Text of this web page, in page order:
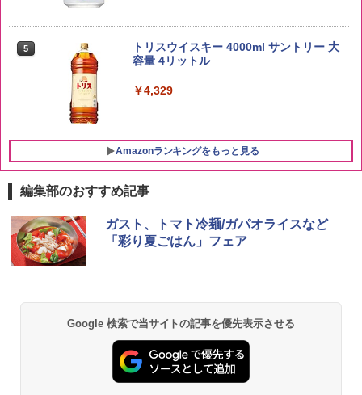
新潟県産新之助 無洗米 5kg 令和7年産
￥4,536
5
トリスウイスキー 4000ml サントリー 大
容量 4リットル
￥4,329
Amazonランキングをもっと見る
1
チキンラーメン どんぶり 85g×12個 日清
食品 インスタント カップ麺
【公式】ブタメン とんこつ味 35g×15個
| 業務用 夜食 カップラーメン ミニカップ
麺 小腹 インスタント アウトドアにも ロ
ーリングストック 大人買い おやつカン
パニー
1
シャープ 過熱水蒸気 オーブンレンジ 23
L 1段調理 ブラック RE-WF232-B シンプ
ル操作 コンパクト 一人暮らし 二人暮ら
￥29,582
[山善] スチームオーブンレンジ 25L 一人
編集部のおすすめ記事
ガスト、トマト冷麺/ガパオライスなど
「彩り夏ごはん」フェア
Google 検索で当サイトの記事を優先表示させる